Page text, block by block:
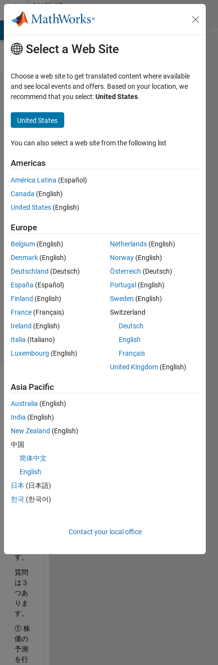
Skip to contentMATLAB
Answers
LSTM の
予測精度
を上げる
方法
How to
increase
LSTM
prediction
accuracy
かなえ
2024
1 Answer
Answer
Accepted
Updated
15 Oct 2024
30 Views
(30 days)
Show older
comments
私は
株価
予測
して
LST
M に
す。
質問
は３
つあ
りま
す。
① 株
価の
予測
を行
Select a Web Site
Choose a web site to get translated content where available
and see local events and offers. Based on your location, we
recommend that you select:United States.
United States
You can also select a web site from the following list
Americas
América Latina (Español)
Canada (English)
United States (English)
Europe
Belgium (English)
Denmark (English)
Deutschland (Deutsch)
España (Español)
Finland (English)
France (Français)
Ireland (English)
Italia (Italiano)
Luxembourg (English)
Netherlands (English)
Norway (English)
Österreich (Deutsch)
Portugal (English)
Sweden (English)
Switzerland
Deutsch
English
Français
United Kingdom (English)
Asia Pacific
Australia (English)
India (English)
New Zealand (English)
中国
简体中文
English
日本 (日本語)
한국 (한국어)
Contact your local office